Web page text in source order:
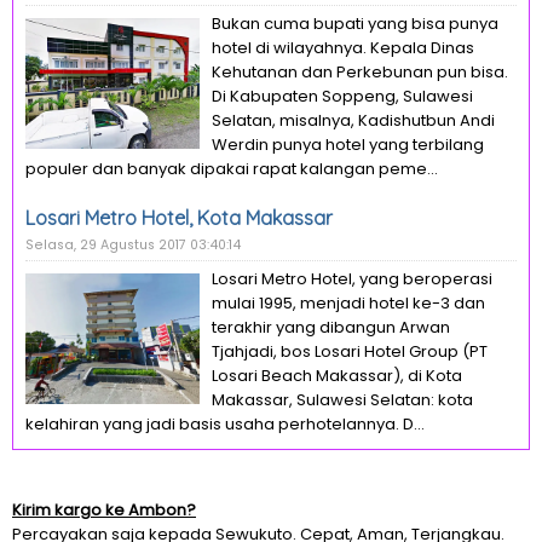
Bukan cuma bupati yang bisa punya
hotel di wilayahnya. Kepala Dinas
Kehutanan dan Perkebunan pun bisa.
Di Kabupaten Soppeng, Sulawesi
Selatan, misalnya, Kadishutbun Andi
Werdin punya hotel yang terbilang
populer dan banyak dipakai rapat kalangan peme...
Losari Metro Hotel, Kota Makassar
Selasa, 29 Agustus 2017 03:40:14
Losari Metro Hotel, yang beroperasi
mulai 1995, menjadi hotel ke-3 dan
terakhir yang dibangun Arwan
Tjahjadi, bos Losari Hotel Group (PT
Losari Beach Makassar), di Kota
Makassar, Sulawesi Selatan: kota
kelahiran yang jadi basis usaha perhotelannya. D...
Kirim kargo ke Ambon?
Percayakan saja kepada Sewukuto. Cepat, Aman, Terjangkau.